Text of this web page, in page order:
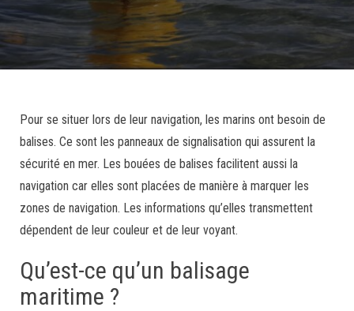
Pour se situer lors de leur navigation, les marins ont besoin de
balises. Ce sont les panneaux de signalisation qui assurent la
sécurité en mer. Les bouées de balises facilitent aussi la
navigation car elles sont placées de manière à marquer les
zones de navigation. Les informations qu’elles transmettent
dépendent de leur couleur et de leur voyant.
Qu’est-ce qu’un balisage
maritime ?